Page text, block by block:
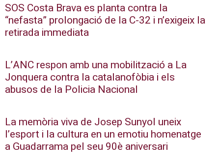
SOS Costa Brava es planta contra la
“nefasta” prolongació de la C-32 i n’exigeix la
retirada immediata
L’ANC respon amb una mobilització a La
Jonquera contra la catalanofòbia i els
abusos de la Policia Nacional
La memòria viva de Josep Sunyol uneix
l’esport i la cultura en un emotiu homenatge
a Guadarrama pel seu 90è aniversari